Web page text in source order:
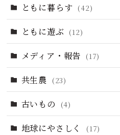
ともに暮らす (42)
ともに遊ぶ (12)
メディア・報告 (17)
共生農 (23)
古いもの (4)
地球にやさしく (17)